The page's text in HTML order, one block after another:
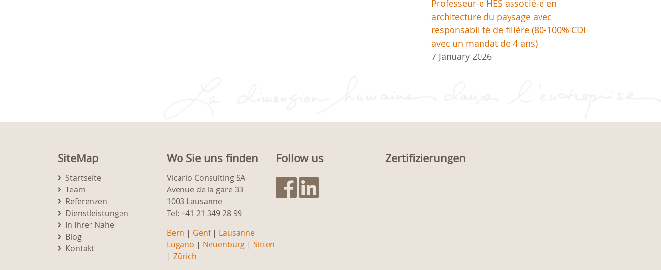
Professeur-e HES associé-e en
architecture du paysage avec
responsabilité de filière (80-100% CDI
avec un mandat de 4 ans)
7 January 2026
SiteMap
Startseite
Team
Referenzen
Dienstleistungen
In Ihrer Nähe
Blog
Kontakt
Wo Sie uns finden
Vicario Consulting SA
Avenue de la gare 33
1003 Lausanne
Tel: +41 21 349 28 99
Bern | Genf| Lausanne
Lugano | Neuenburg | Sitten
| Zürich
Follow us Zertifizierungen